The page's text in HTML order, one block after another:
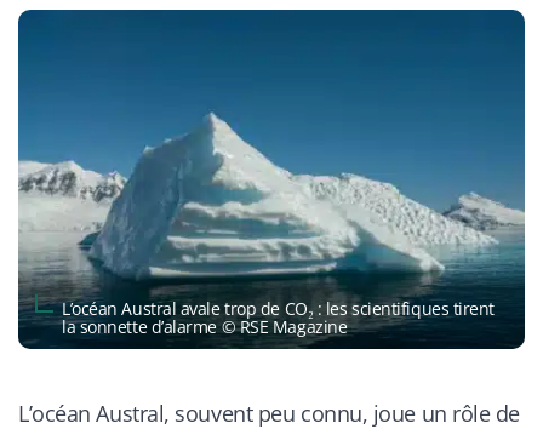
L’océan Austral avale trop de CO₂ : les scientifiques tirent
la sonnette d’alarme © RSE Magazine
L’océan Austral, souvent peu connu, joue un rôle de